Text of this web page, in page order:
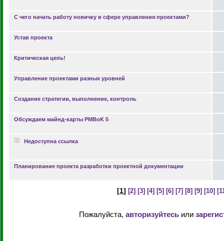
С чего начать работу новичку в сфере управления проектами?
Устав проекта
Критическая цепь!
Управление проектами разных уровней
Создание стратегии, выполнение, контроль
Обсуждаем майнд-карты PMBoK 5
Недоступна ссылка
Планирование проекта разработки проектной документации
[1] [2] [3] [4] [5] [6] [7] [8] [9] [10]
Пожалуйста, авторизуйтесьили